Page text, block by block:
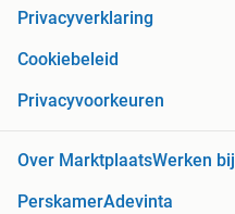
Privacyverklaring
Cookiebeleid
Privacyvoorkeuren
Over MarktplaatsWerken bij
PerskamerAdevinta